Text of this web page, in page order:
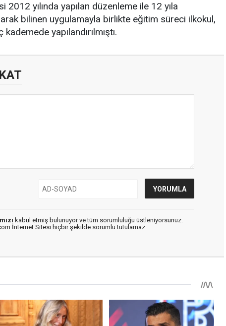
yılında yapılan düzenleme ile 12 yıla
bilinen uygulamayla birlikte eğitim süreci ilkokul,
yapılandırılmıştı.
kabul etmiş bulunuyor ve tüm sorumluluğu üstleniyorsunuz.
İnternet Sitesi hiçbir şekilde sorumlu tutulamaz